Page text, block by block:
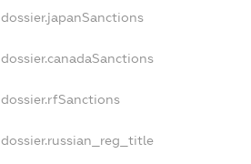
dossier.japanSanctions
dossier.canadaSanctions
dossier.rfSanctions
dossier.russian_reg_title